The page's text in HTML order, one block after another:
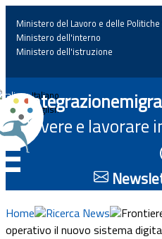
Home
News
Approfondimenti
Eventi
Ministero del Lavoro e delle Politiche
Ministero dell'interno
Ministero dell'istruzione
Italiano
English
Vivere e lavorare
Home Ricerca News
operativo il nuovo sistema